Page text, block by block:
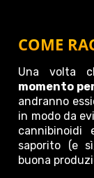
COME
Una volta
momento
andranno
in modo da
saporito (e
buona